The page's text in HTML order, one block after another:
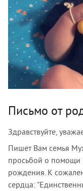
Письмо от
Здравствуйте,
Пишет Вам семья
просьбой о помощи
рождения. К
сердца: